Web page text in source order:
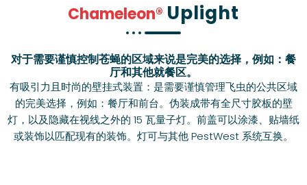
Chameleon® Uplight
对于需要谨慎控制苍蝇的区域来说是完美的选择，例如：餐
厅和其他就餐区。
有吸引力且时尚的壁挂式装置：是需要谨慎管理飞虫的公共区域
的完美选择，例如：餐厅和前台。伪装成带有全尺寸胶板的壁
灯，以及隐藏在视线之外的 15 瓦量子灯。前盖可以涂漆、贴墙纸
或装饰以匹配现有的装饰。灯可与其他 PestWest 系统互换。